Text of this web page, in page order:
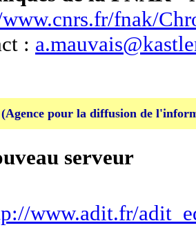
fnak/
:
pour la diffusion de
serveur
www.adit.fr/